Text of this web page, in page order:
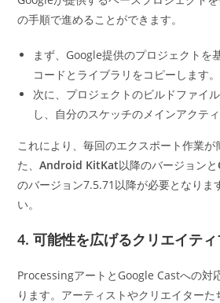
の手順で進めることができます。
まず、Google提供のプロジェクトを
コードとライブラリをコピーします。
次に、プロジェクトのビルドファイ
し、自分のスケッチのメインアクテ
これにより、毎回のエクスポート作業が
た、Android KitKat以降のバージョンと
のバージョン7.5.71以降が必要となりま
い。
4. 可能性を広げるクリエイテ
ProcessingアートとGoogle Castへの対
ります。アーティストやクリエイター